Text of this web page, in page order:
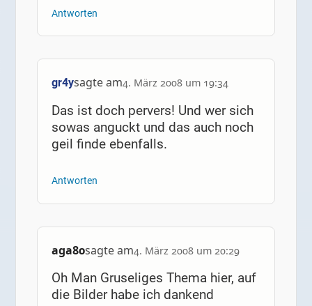
Antworten
gr4ysagte am4. März 2008 um 19:34
Das ist doch pervers! Und wer sich
sowas anguckt und das auch noch
geil finde ebenfalls.
Antworten
aga80sagte am4. März 2008 um 20:29
Oh Man Gruseliges Thema hier, auf
die Bilder habe ich dankend